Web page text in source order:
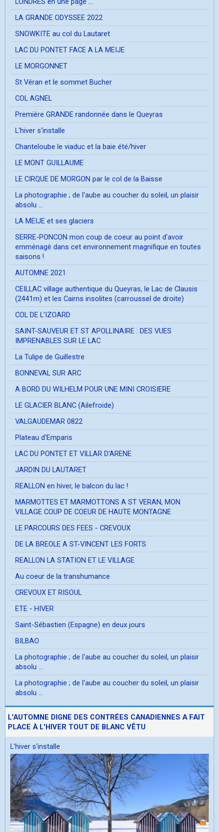
LA GRANDE ODYSSEE 2022
SNOWKITE au col du Lautaret
LAC DU PONTET FACE A LA MEIJE
LE MORGONNET
St Véran et le sommet Bucher
COL AGNEL
Première GRANDE randonnée dans le Queyras
L'hiver s'installe
Chanteloube le viaduc et la baie été/hiver
LE MONT GUILLAUME
LE CIRQUE DE MORGON par le col de la Baisse
La photographie ; de l'aube au coucher du soleil, un plaisir
absolu ...
LA MEIJE et ses glaciers
SERRE-PONCON mon coup de coeur au point d'avoir
emménagé dans cet environnement magnifique en toutes
saisons !
AUTOMNE 2021
CEILLAC village authentique du Queyras, le Lac de Clausis
(2441m) et les Cairns insolites (carroussel de droite)
COL DE L'IZOARD
SAINT-SAUVEUR ET ST APOLLINAIRE : DES VUES
IMPRENABLES SUR LE LAC
La Tulipe de Guillestre
BONNEVAL SUR ARC
A BORD DU WILHELM POUR UNE MINI CROISIERE
LE GLACIER BLANC (Ailefroide)
VALGAUDEMAR 0822
Plateau d'Emparis
LAC DU PONTET ET VILLAR D'ARENE
JARDIN DU LAUTARET
REALLON en hiver, le balcon du lac !
MARMOTTES ET MARMOTTONS A ST VERAN, MON
VILLAGE COUP DE COEUR DE HAUTE MONTAGNE
LE PARCOURS DES FEES - CREVOUX
DE LA BREOLE A ST-VINCENT LES FORTS
REALLON LA STATION ET LE VILLAGE
Au coeur de la transhumance
CREVOUX ET RISOUL
ETE - HIVER
Saint-Sébastien (Espagne) en deux jours
BILBAO
La photographie ; de l'aube au coucher du soleil, un plaisir
absolu ...
La photographie ; de l'aube au coucher du soleil, un plaisir
absolu ...
L'AUTOMNE DIGNE DES CONTRÉES CANADIENNES A FAIT
PLACE À L'HIVER TOUT DE BLANC VÊTU
L'hiver s'installe